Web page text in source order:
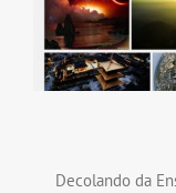
Decolando da